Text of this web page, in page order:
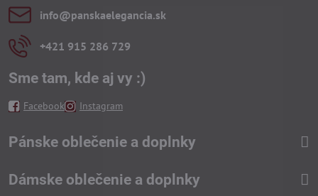
info​@panskaelegancia​.sk
+421 915 286 729
Sme tam, kde aj vy :)
Facebook Instagram
Pánske oblečenie a doplnky
Dámske oblečenie a doplnky